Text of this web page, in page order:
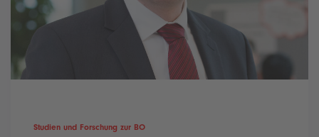
Studien und Forschung zur BO